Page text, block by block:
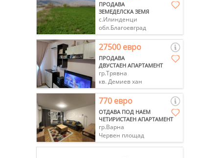
ПРОДАВА
ЗЕМЕДЕЛСКА ЗЕМЯ
с.Илинденци
обл.Благоевград
27500 евро
ПРОДАВА
ДВУСТАЕН АПАРТАМЕНТ
гр.Трявна
кв. Демиев хан
770 евро
ОТДАВА ПОД НАЕМ
ЧЕТИРИСТАЕН АПАРТАМЕНТ
гр.Варна
Червен площад